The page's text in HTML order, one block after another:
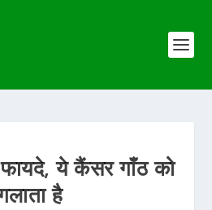
ये कैंसर गाँठ को
है